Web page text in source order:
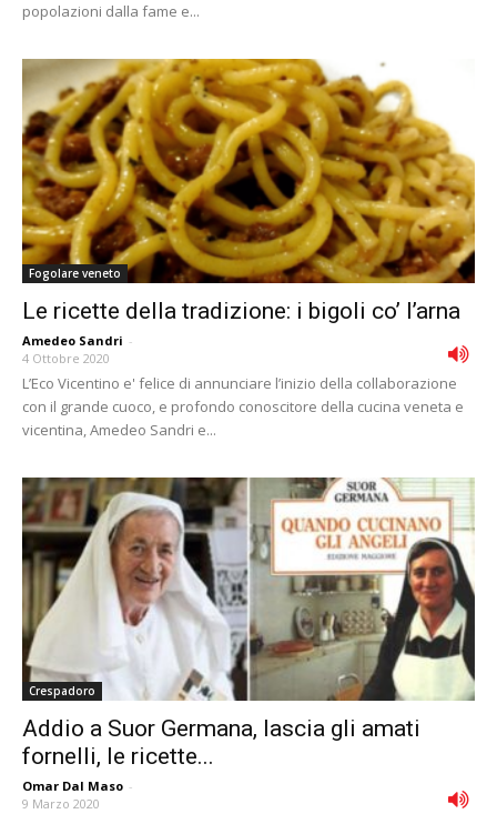
popolazioni dalla fame e...
Fogolare veneto
Le ricette della tradizione: i bigoli co’ l’arna
Amedeo Sandri -
4 Ottobre 2020
L’Eco Vicentino e' felice di annunciare l’inizio della collaborazione
con il grande cuoco, e profondo conoscitore della cucina veneta e
vicentina, Amedeo Sandri e...
Crespadoro
Addio a Suor Germana, lascia gli amati
fornelli, le ricette...
Omar Dal Maso -
9 Marzo 2020